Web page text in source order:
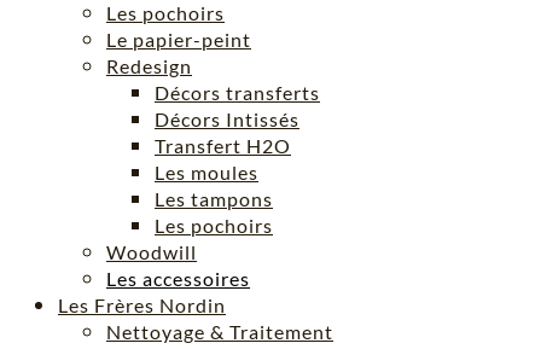
Les pochoirs
Le papier-peint
Redesign
Décors transferts
Décors Intissés
Transfert H2O
Les moules
Les tampons
Les pochoirs
Woodwill
Les accessoires
Les Frères Nordin
Nettoyage & Traitement